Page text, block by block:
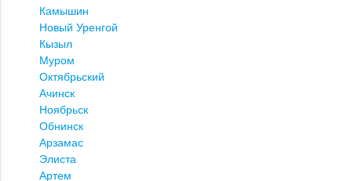
Камышин
Новый Уренгой
Кызыл
Муром
Октябрьский
Ачинск
Ноябрьск
Обнинск
Арзамас
Элиста
Артем